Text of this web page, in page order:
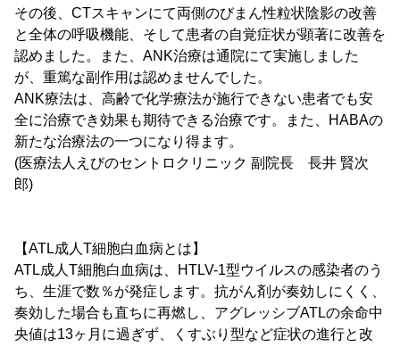
その後、CTスキャンにて両側のびまん性粒状陰影の改善
と全体の呼吸機能、そして患者の自覚症状が顕著に改善を
認めました。また、ANK治療は通院にて実施しました
が、重篤な副作用は認めませんでした。
ANK療法は、高齢で化学療法が施行できない患者でも安
全に治療でき効果も期待できる治療です。また、HABAの
新たな治療法の一つになり得ます。
(医療法人えびのセントロクリニック 副院長 長井 賢次
郎)
【ATL成人T細胞白血病とは】
ATL成人T細胞白血病は、HTLV-1型ウイルスの感染者のう
ち、生涯で数％が発症します。抗がん剤が奏効しにくく、
奏効した場合も直ちに再燃し、アグレッシブATLの余命中
央値は13ヶ月に過ぎず、くすぶり型など症状の進行と改